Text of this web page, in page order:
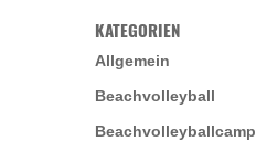
KATEGORIEN
Allgemein
Beachvolleyball
Beachvolleyballcamp